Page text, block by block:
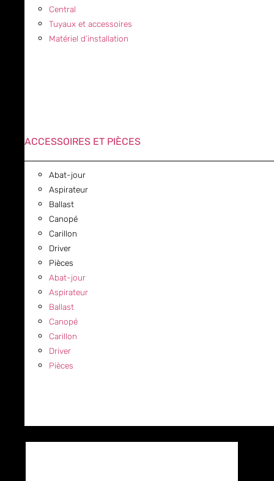
Central
Tuyaux et accessoires
Matériel d’installation
ACCESSOIRES ET PIÈCES
Abat-jour
Aspirateur
Ballast
Canopé
Carillon
Driver
Pièces
Abat-jour
Aspirateur
Ballast
Canopé
Carillon
Driver
Pièces